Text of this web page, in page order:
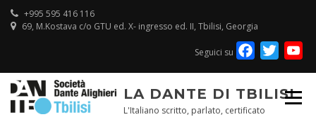
Skip
+995 595 416 116
69, M.Kostava c/o GTU ed. X- ingresso ed. II, Tbilisi, Georgia
Seguici su Facebook
LA DANTE DI TBILISI
L'Italiano scritto, parlato, certificato